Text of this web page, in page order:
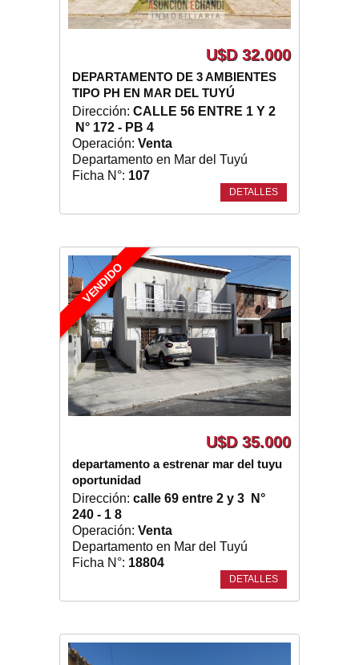
U$D 32.000
DEPARTAMENTO DE 3 AMBIENTES
TIPO PH EN MAR DEL TUYÚ
Dirección: CALLE 56 ENTRE 1 Y 2
N° 172 - PB 4
Operación: Venta
Departamento en Mar del Tuyú
Ficha N°: 107
DETALLES
VENDIDO
U$D 35.000
departamento a estrenar mar del tuyu
oportunidad
Dirección: calle 69 entre 2 y 3 N°
240 - 1 8
Operación: Venta
Departamento en Mar del Tuyú
Ficha N°: 18804
DETALLES